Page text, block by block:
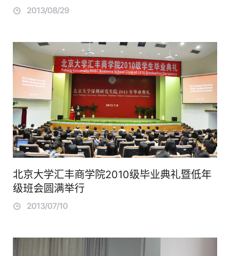
2013/08/29
北京大学汇丰商学院2010级毕业典礼暨低年
级班会圆满举行
2013/07/10